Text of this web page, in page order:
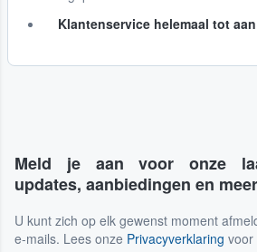
Klantenservice helemaal tot aan
Meld je aan voor onze
updates, aanbiedingen en
U kunt zich op elk gewenst moment
e-mails. Lees onze Privacyverklaring voor